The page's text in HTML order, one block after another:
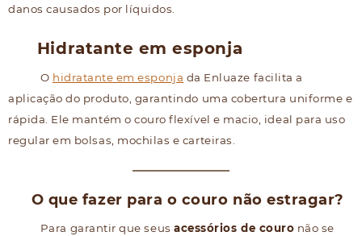
danos causados por líquidos.
Hidratante em esponja
O hidratante em esponja da Enluaze facilita a
aplicação do produto, garantindo uma cobertura uniforme e
rápida. Ele mantém o couro flexível e macio, ideal para uso
regular em bolsas, mochilas e carteiras.
O que fazer para o couro não estragar?
Para garantir que seusacessórios de couro não se